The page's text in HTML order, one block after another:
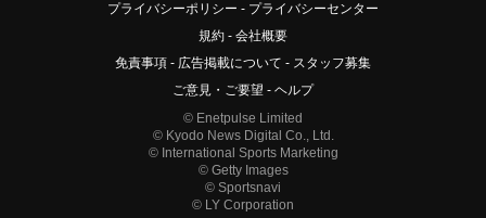
プライバシーポリシー
プライバシーセンター
規約
会社概要
免責事項
広告掲載について
スタッフ募集
ご意見・ご要望
ヘルプ
© Enetpulse Limited
© Kyodo News Digital Co., Ltd.
© International Sports Marketing
© Getty Images
© Sportsnavi
© LY Corporation